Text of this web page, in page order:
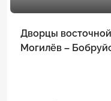
Дворцы
Могилёв –